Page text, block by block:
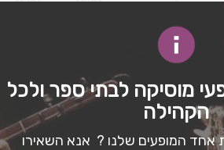
מוסיקה לבתי ספר ולכל
הקהילה
אחד המופעים שלנו ? אנא השאירו